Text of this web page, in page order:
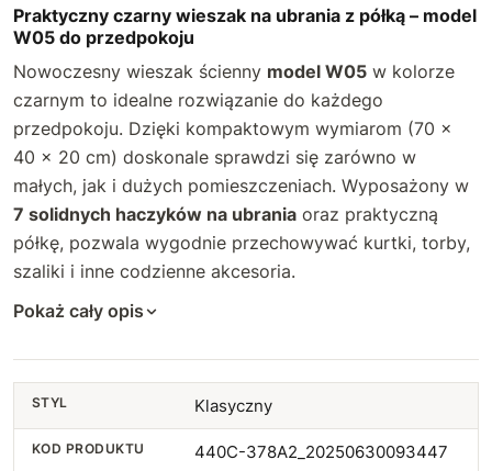
Praktyczny czarny wieszak na ubrania z półką – model
W05 do przedpokoju
Nowoczesny wieszak ścienny model W05 w kolorze
czarnym to idealne rozwiązanie do każdego
przedpokoju. Dzięki kompaktowym wymiarom (70 ×
40 × 20 cm) doskonale sprawdzi się zarówno w
małych, jak i dużych pomieszczeniach. Wyposażony w
7 solidnych haczyków na ubrania oraz praktyczną
półkę, pozwala wygodnie przechowywać kurtki, torby,
szaliki i inne codzienne akcesoria.
Pokaż cały opis
STYL Klasyczny
KOD PRODUKTU 440C-378A2_20250630093447